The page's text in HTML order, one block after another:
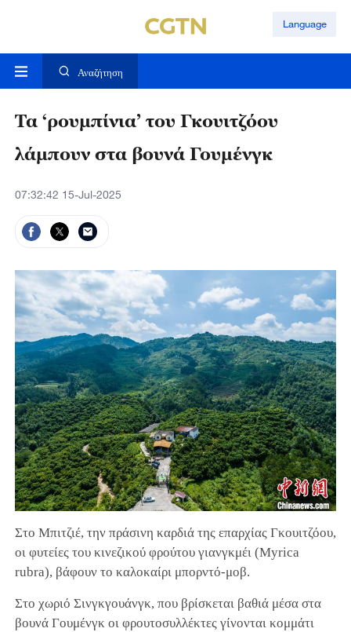
Language
Αναζήτηση
Τα ‘ρουμπίνια’ του Γκουιτζόου
λάμπουν στα βουνά Γουμένγκ
07:32:42 15-Jul-2025
Στο Μπιτζιέ, την πράσινη καρδιά της επαρχίας Γκουιτζόου,
οι φυτείες του κινεζικού φρούτου γιανγκμέι (Myrica
rubra), βάφουν το καλοκαίρι μπορντό-μοβ.
Στο χωριό Σινγκγουάνγκ, που βρίσκεται βαθιά μέσα στα
βουνά Γουμένγκ οι φρουτοσυλλέκτες γίνονται κομμάτι